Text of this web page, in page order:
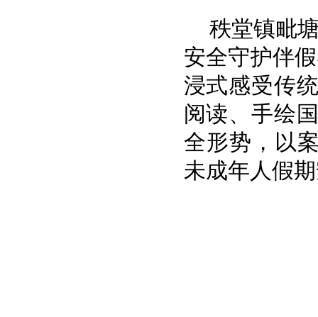
秩堂镇毗
安全守护伴
浸式感受传
阅读、手绘
全形势，以
未成年人假